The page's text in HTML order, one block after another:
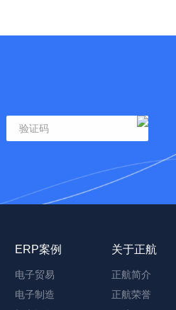
ERP案例
电子贸易
电子制造
关于正航
正航简介
正航荣誉